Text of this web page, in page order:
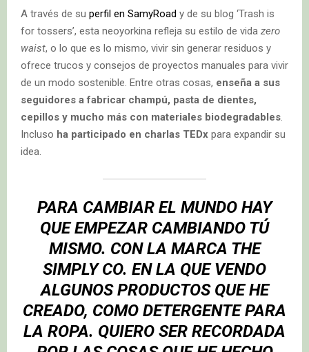
A través de su perfil en SamyRoad y de su blog ‘Trash is
for tossers’, esta neoyorkina refleja su estilo de vida zero
waist, o lo que es lo mismo, vivir sin generar residuos y
ofrece trucos y consejos de proyectos manuales para vivir
de un modo sostenible. Entre otras cosas, enseña a sus
seguidores a fabricar champú, pasta de dientes,
cepillos y mucho más con materiales biodegradables.
Incluso ha participado en charlas TEDx para expandir su
idea.
PARA CAMBIAR EL MUNDO HAY
QUE EMPEZAR CAMBIANDO TÚ
MISMO. CON LA MARCA THE
SIMPLY CO. EN LA QUE VENDO
ALGUNOS PRODUCTOS QUE HE
CREADO, COMO DETERGENTE PARA
LA ROPA. QUIERO SER RECORDADA